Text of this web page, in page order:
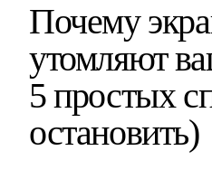
Почему
утомляют
5 простых
остановить)